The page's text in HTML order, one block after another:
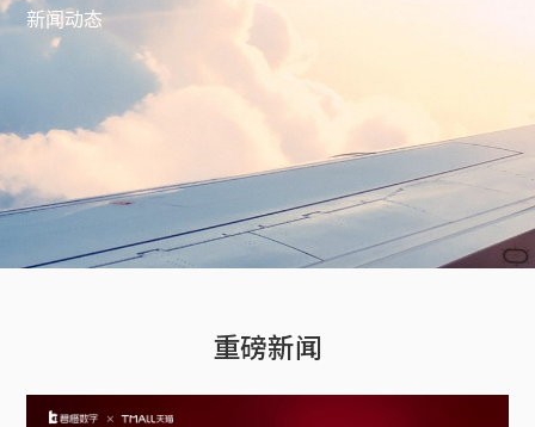
新闻动态
重磅新闻